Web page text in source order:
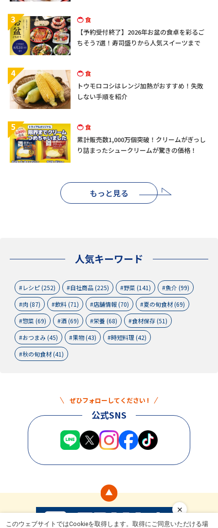
このウェブサイトではCookieを取得します。取得にご同意いただける場
3 食
【予約受付終了】2026年お盆の食卓を彩るご
ちそう7選！寿司盛りから人気スイーツまで
4 食
トウモロコシはレンジ加熱がおすすめ！失敗
しない手順を紹介
5 食
累計販売数1,000万個突破！クリームがぎっし
り詰まったシュークリームが驚きの価格！
もっと見る
人気キーワード
レシピ (252) 自社商品 (225) 野菜 (141)
魚介 (99)
肉 (87)
飲料 (71) 店舗情報 (70)
夏の旬食材 (69)
惣菜 (69)
酒 (69) 栄養 (68)
食材保存 (51)
おつまみ (45)
果物 (43)
時短料理 (42)
秋の旬食材 (41)
ぜひフォローしてください !
公式SNS